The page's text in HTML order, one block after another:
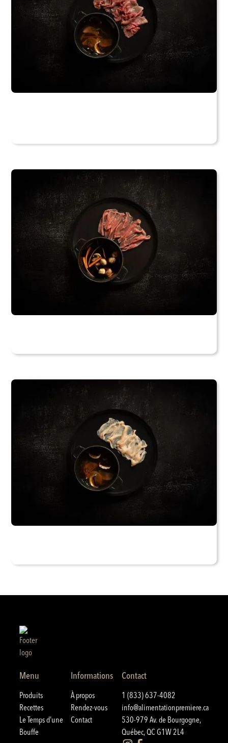
Menu
Produits
Recettes
Le Temps d'une
Bouffe
Informations
À propos
Rendez-vous
Contact
Contact
1 (833) 637-4082
info@alimentationpremiere.ca
530-979 Av. de Bourgogne,
Québec, QC G1W 2L4